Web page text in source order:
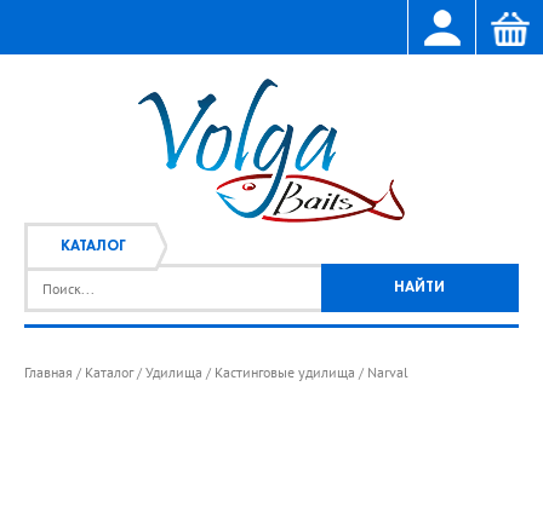
КАТАЛОГ
Главная / Каталог / Удилища / Кастинговые удилища / Narval